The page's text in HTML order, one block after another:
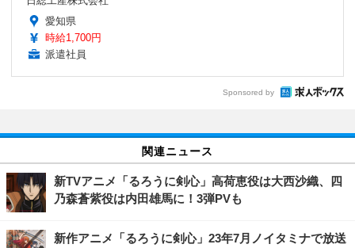
愛知県
時給1,700円
派遣社員
Sponsored by
関連ニュース
新TVアニメ「るろうに剣心」高荷恵役は大西沙織、四
乃森蒼紫役は内田雄馬に！3弾PVも
新作アニメ「るろうに剣心」23年7月ノイタミナで放送